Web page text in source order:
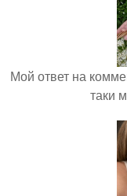
Мой ответ на
таки